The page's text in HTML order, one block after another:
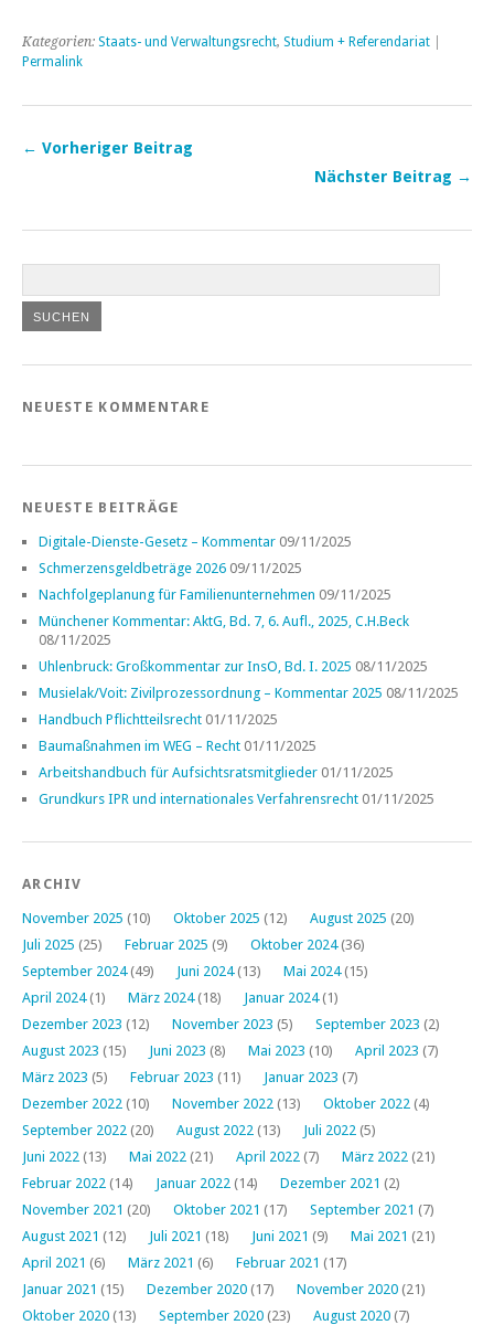
Kategorien: Staats- und Verwaltungsrecht, Studium + Referendariat
Permalink
← Vorheriger Beitrag
Nächster Beitrag →
NEUESTE KOMMENTARE
NEUESTE BEITRÄGE
Digitale-Dienste-Gesetz – Kommentar 09/11/2025
Schmerzensgeldbeträge 2026 09/11/2025
Nachfolgeplanung für Familienunternehmen 09/11/2025
Münchener Kommentar: AktG, Bd. 7, 6. Aufl., 2025, C.H.Beck
08/11/2025
Uhlenbruck: Großkommentar zur InsO, Bd. I. 2025 08/11/2025
Musielak/Voit: Zivilprozessordnung – Kommentar 2025 08/11/2025
Handbuch Pflichtteilsrecht 01/11/2025
Baumaßnahmen im WEG – Recht 01/11/2025
Arbeitshandbuch für Aufsichtsratsmitglieder 01/11/2025
Grundkurs IPR und internationales Verfahrensrecht 01/11/2025
ARCHIV
November 2025 (10) Oktober 2025 (12) August 2025 (20)
Juli 2025 (25) Februar 2025 (9) Oktober 2024(36)
September 2024(49) Juni 2024(13) Mai 2024(15)
April 2024(1) März 2024(18) Januar 2024(1)
Dezember 2023 (12) November 2023 (5) September 2023 (2)
August 2023 (15) Juni 2023 (8) Mai 2023 (10) April 2023 (7)
März 2023 (5) Februar 2023 (11) Januar 2023 (7)
Dezember 2022 (10) November 2022 (13) Oktober 2022 (4)
September 2022 (20) August 2022 (13) Juli 2022 (5)
Juni 2022 (13) Mai 2022 (21) April 2022 (7) März 2022 (21)
Februar 2022 (14) Januar 2022 (14) Dezember 2021 (2)
November 2021 (20) Oktober 2021 (17) September 2021 (7)
August 2021 (12) Juli 2021 (18) Juni 2021 (9) Mai 2021 (21)
April 2021 (6) März 2021 (6) Februar 2021 (17)
Januar 2021 (15) Dezember 2020 (17) November 2020 (21)
Oktober 2020 (13) September 2020 (23) August 2020 (7)